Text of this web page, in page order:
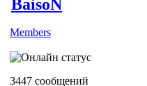
BaisoN
Members
3447 сообщений